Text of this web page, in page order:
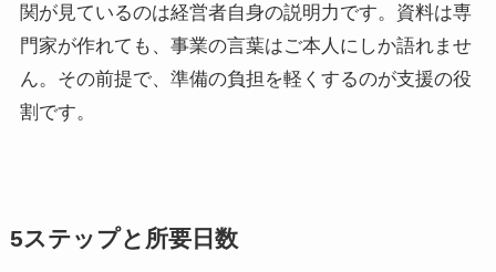
関が見ているのは経営者自身の説明力です。資料は専
門家が作れても、事業の言葉はご本人にしか語れませ
ん。その前提で、準備の負担を軽くするのが支援の役
割です。
5ステップと所要日数